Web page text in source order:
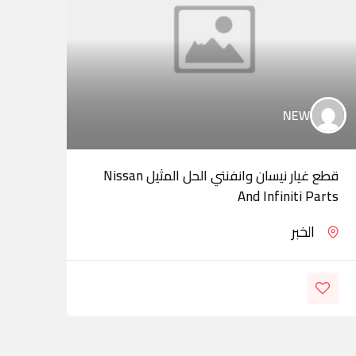
NEW
قطع غيار نيسان وانفنتي الحل المثيل Nissan
And Infiniti Parts
الخبر